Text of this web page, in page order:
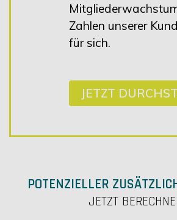
Zahlen unserer
für sich.
JETZT
POTENZIELLER
JETZT